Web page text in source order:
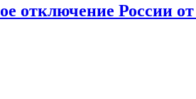
отключение России